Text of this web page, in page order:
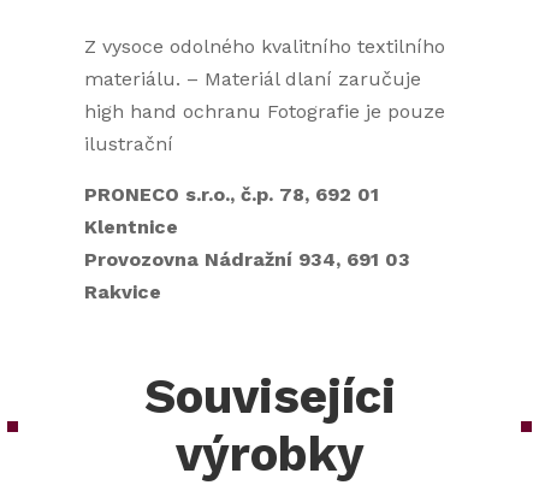
Z vysoce odolného kvalitního textilního
materiálu. – Materiál dlaní zaručuje
high hand ochranu Fotografie je pouze
ilustrační
PRONECO s.r.o., č.p. 78, 692 01
Klentnice
Provozovna Nádražní 934, 691 03
Rakvice
Souvisejíci
výrobky